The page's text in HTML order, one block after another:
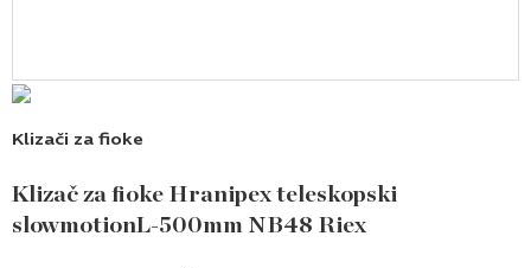
Klizači za fioke
Klizač za fioke Hranipex teleskopski
slowmotionL-500mm NB48 Riex